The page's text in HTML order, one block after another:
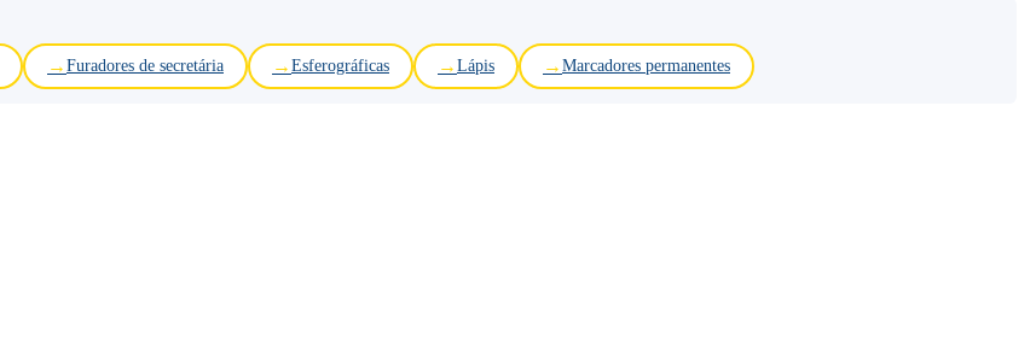
Furadores de secretária Esferográficas Lápis Marcadores permanentes